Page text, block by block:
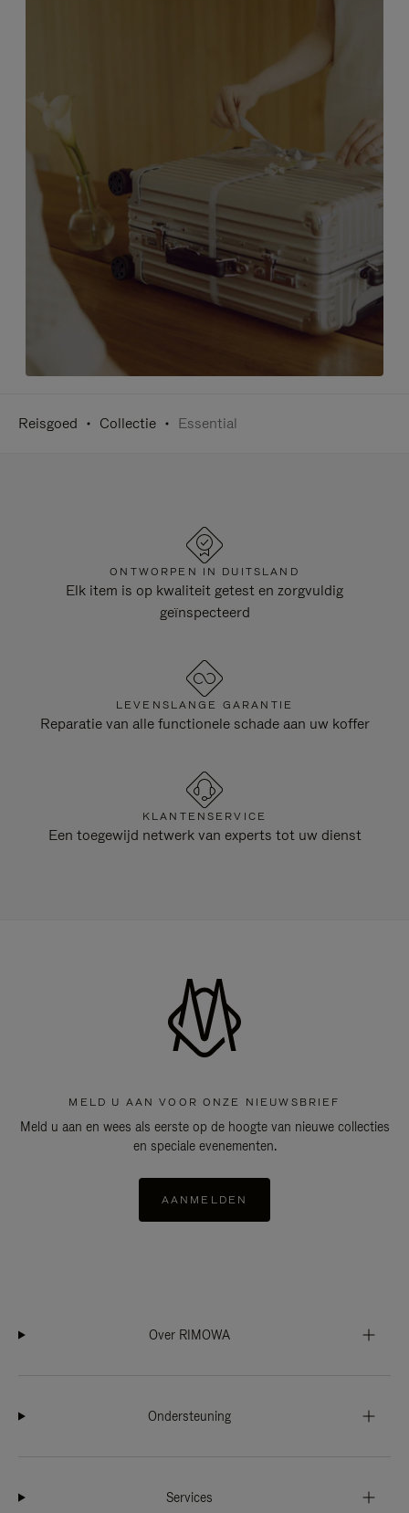
Reisgoed Collectie Essential
ONTWORPEN IN DUITSLAND
Elk item is op kwaliteit getest en zorgvuldig
geïnspecteerd
LEVENSLANGE GARANTIE
Reparatie van alle functionele schade aan uw koffer
KLANTENSERVICE
Een toegewijd netwerk van experts tot uw dienst
MELD U AAN VOOR ONZE NIEUWSBRIEF
Meld u aan en wees als eerste op de hoogte van nieuwe collecties
en speciale evenementen.
AANMELDEN
Over RIMOWA
Ondersteuning
Services